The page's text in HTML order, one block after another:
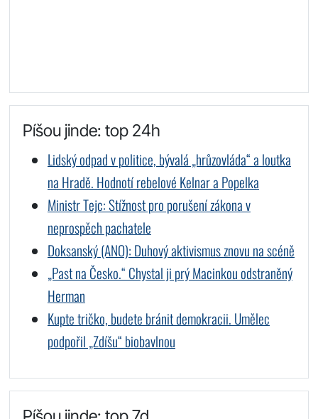
Píšou jinde: top 24h
Lidský odpad v politice, bývalá „hrůzovláda“ a loutka
na Hradě. Hodnotí rebelové Kelnar a Popelka
Ministr Tejc: Stížnost pro porušení zákona v
neprospěch pachatele
Doksanský (ANO): Duhový aktivismus znovu na scéně
„Past na Česko.“ Chystal ji prý Macinkou odstraněný
Herman
Kupte tričko, budete bránit demokracii. Umělec
podpořil „Zdíšu“ biobavlnou